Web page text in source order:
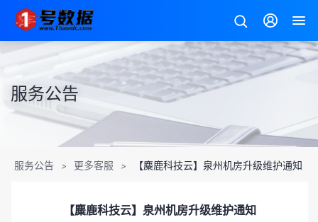
服务公告
服务公告 > 更多客服 > 【麋鹿科技云】泉州机房升级维护通知
【麋鹿科技云】泉州机房升级维护通知